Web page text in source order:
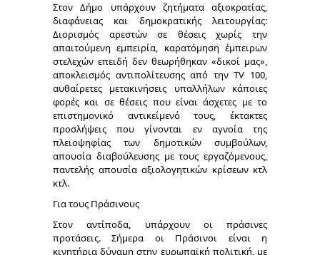
Στον Δήμο υπάρχουν ζητήματα αξιοκρατίας,
διαφάνειας και δημοκρατικής λειτουργίας:
Διορισμός αρεστών σε θέσεις χωρίς την
απαιτούμενη εμπειρία, καρατόμηση έμπειρων
στελεχών επειδή δεν θεωρήθηκαν «δικοί μας»,
αποκλεισμός αντιπολίτευσης από την TV 100,
αυθαίρετες μετακινήσεις υπαλλήλων κάποιες
φορές και σε θέσεις που είναι άσχετες με το
επιστημονικό αντικείμενό τους, έκτακτες
προσλήψεις που γίνονται εν αγνοία της
πλειοψηφίας των δημοτικών συμβούλων,
απουσία διαβούλευσης με τους εργαζόμενους,
παντελής απουσία αξιολογητικών κρίσεων κτλ
κτλ.
Για τους Πράσινους
Στον αντίποδα, υπάρχουν οι πράσινες
προτάσεις. Σήμερα οι Πράσινοι είναι η
κινητήρια δύναμη στην ευρωπαϊκή πολιτική, με